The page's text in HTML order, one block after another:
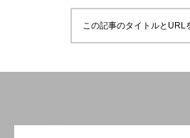
この記事のタイトルとURL